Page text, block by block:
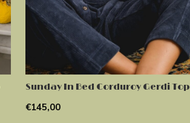
Sunday In Bed Corduroy Gerdi Top
€145,00